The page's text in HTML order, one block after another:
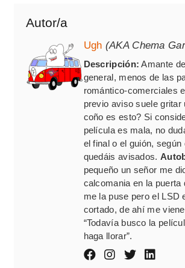
Autor/a
Ugh (AKA Chema
Descripción: Amante
general, menos de las
romántico-comerciales
previo aviso suele gritar
coño es esto? Si
película es mala, no
el final o el guión, según
quedáis avisados.
pequeño un señor me
calcomania en la puerta
me la puse pero el LSD
cortado, de ahí me
“Todavía busco la
haga llorar”.